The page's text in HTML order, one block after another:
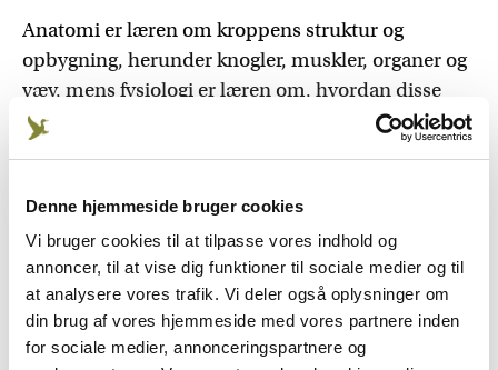
Denne hjemmeside bruger cookies
Vi bruger cookies til at tilpasse vores indhold og
annoncer, til at vise dig funktioner til sociale medier og til
at analysere vores trafik. Vi deler også oplysninger om
din brug af vores hjemmeside med vores partnere inden
for sociale medier, annonceringspartnere og
Anatomi er læren om kroppens struktur og
opbygning, herunder knogler, muskler, organer og
væv, mens fysiologi er læren om, hvordan disse
strukturer og celler fungerer og arbejder sammen
Mens anatomi
på, hvordan det virker og interagerer.
Brysthulens organer
Hos pattedyrene formes brysthulen af
brysthvirvler, ribben og brystbenet, samt af